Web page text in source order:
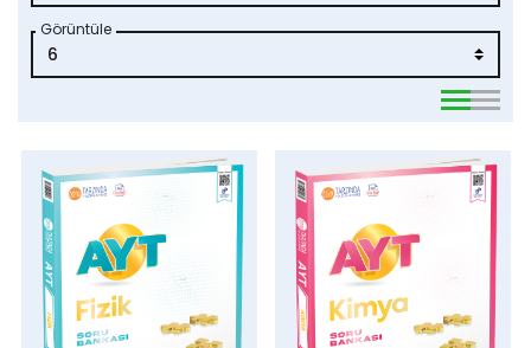
Görüntüle